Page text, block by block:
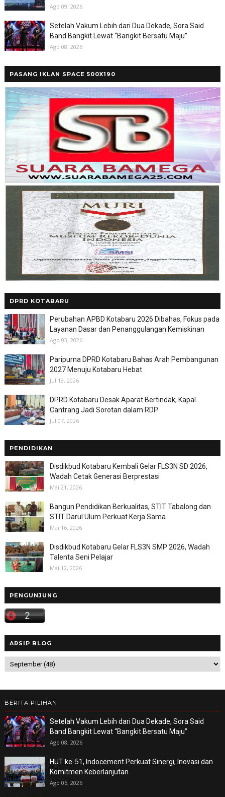
Ago 09, 2026
Setelah Vakum Lebih dari Dua Dekade, Sora Said
Band Bangkit Lewat “Bangkit Bersatu Maju”
Ago 08, 2026
PASANG IKLAN SPACE 500X190
DPRD KOTABARU
Perubahan APBD Kotabaru 2026 Dibahas, Fokus pada
Layanan Dasar dan Penanggulangan Kemiskinan
Ago 03, 2026
Paripurna DPRD Kotabaru Bahas Arah Pembangunan
2027 Menuju Kotabaru Hebat
Jul 13, 2026
DPRD Kotabaru Desak Aparat Bertindak, Kapal
Cantrang Jadi Sorotan dalam RDP
Jul 07, 2026
PENDIDIKAN
Disdikbud Kotabaru Kembali Gelar FLS3N SD 2026,
Wadah Cetak Generasi Berprestasi
Mai 21, 2026
Bangun Pendidikan Berkualitas, STIT Tabalong dan
STIT Darul Ulum Perkuat Kerja Sama
Mai 16, 2026
Disdikbud Kotabaru Gelar FLS3N SMP 2026, Wadah
Talenta Seni Pelajar
Mai 12, 2026
PENGUNJUNG
ARSIP BLOG
BERITA PILIHAN
Setelah Vakum Lebih dari Dua Dekade, Sora Said
Band Bangkit Lewat “Bangkit Bersatu Maju”
Ago 08, 2026
HUT ke-51, Indocement Perkuat Sinergi, Inovasi dan
Komitmen Keberlanjutan
Ago 05, 2026